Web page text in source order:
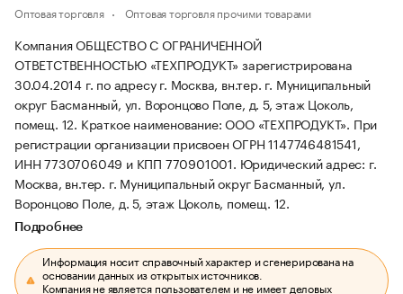
Оптовая торговля Оптовая торговля прочими товарами
Компания ОБЩЕСТВО С ОГРАНИЧЕННОЙ
ОТВЕТСТВЕННОСТЬЮ «ТЕХПРОДУКТ» зарегистрирована
30.04.2014 г. по адресу г. Москва, вн.тер. г. Муниципальный
округ Басманный, ул. Воронцово Поле, д. 5, этаж Цоколь,
помещ. 12. Краткое наименование: ООО «ТЕХПРОДУКТ». При
регистрации организации присвоен ОГРН 1147746481541,
ИНН 7730706049 и КПП 770901001. Юридический адрес: г.
Москва, вн.тер. г. Муниципальный округ Басманный, ул.
Воронцово Поле, д. 5, этаж Цоколь, помещ. 12.
Подробнее
Информация носит справочный характер и сгенерирована на
основании данных из открытых источников.
Компания не является пользователем и не имеет деловых